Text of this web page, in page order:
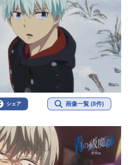
シェア 画像一覧 (8件)